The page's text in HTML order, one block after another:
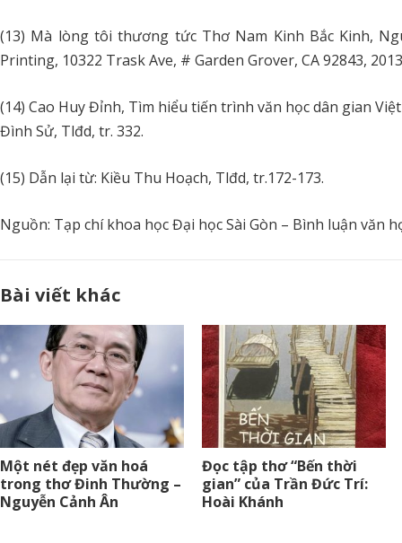
(13) Mà lòng tôi thương tức Thơ Nam Kinh Bắc Kinh,
Printing, 10322 Trask Ave, # Garden Grover, CA 92843,
(14) Cao Huy Đỉnh, Tìm hiểu tiến trình văn học dân gian
Đình Sử, Tlđd, tr. 332.
(15) Dẫn lại từ: Kiều Thu Hoạch, Tlđd, tr.172-173.
Nguồn: Tạp chí khoa học Đại học Sài Gòn – Bình luận văn
Bài viết khác
Một nét đẹp văn hoá
trong thơ Đinh Thường –
Nguyễn Cảnh Ân
Đọc tập thơ “Bến thời
gian” của Trần Đức Trí:
Hoài Khánh